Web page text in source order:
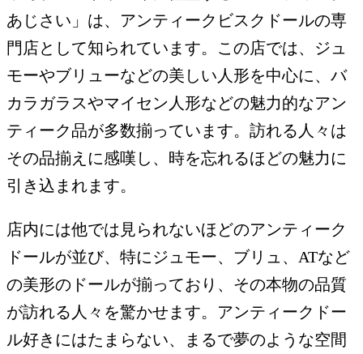
あじさい」は、アンティークビスクドールの専
門店として知られています。この店では、ジュ
モーやブリューなどの美しい人形を中心に、バ
カラガラスやマイセン人形などの魅力的なアン
ティーク品が多数揃っています。訪れる人々は
その品揃えに感嘆し、時を忘れるほどの魅力に
引き込まれます。
店内には他では見られないほどのアンティーク
ドールが並び、特にジュモー、ブリュ、ATなど
の美形のドールが揃っており、その本物の品質
が訪れる人々を驚かせます。アンティークドー
ル好きにはたまらない、まるで夢のような空間